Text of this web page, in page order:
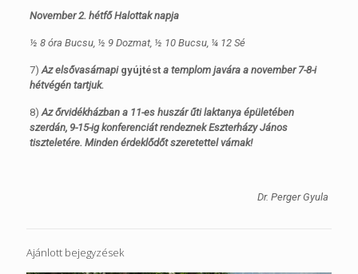
November 2. hétfő Halottak napja
½ 8 óra Bucsu, ½ 9 Dozmat, ½ 10 Bucsu, ¼ 12 Sé
7)Az elsővasárnapi gyújtésta templom javára a november 7-8-i
hétvégén tartjuk.
8) Az őrvidékházban a 11-es huszár űti laktanya épületében
szerdán, 9-15-ig konferenciát rendeznek Eszterházy János
tiszteletére. Minden érdeklődőt szeretettel várnak!
Dr. Perger Gyula
Ajánlott bejegyzések